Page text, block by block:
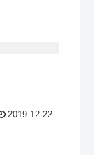
2019.12.22